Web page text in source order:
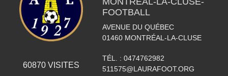
60870VISITES
FOOTBALL
AVENUE DU QUÉBEC
01460 MONTRÉAL-LA-CLUSE
TÉL. : 0474762982
511575@LAURAFOOT.ORG